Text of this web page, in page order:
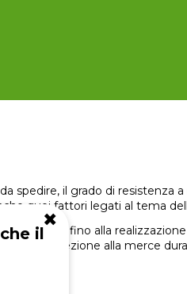
✖
il
spedire, il grado di resistenza
quei fattori legati al tema
tecnico, fino alla
fornire protezione alla merce